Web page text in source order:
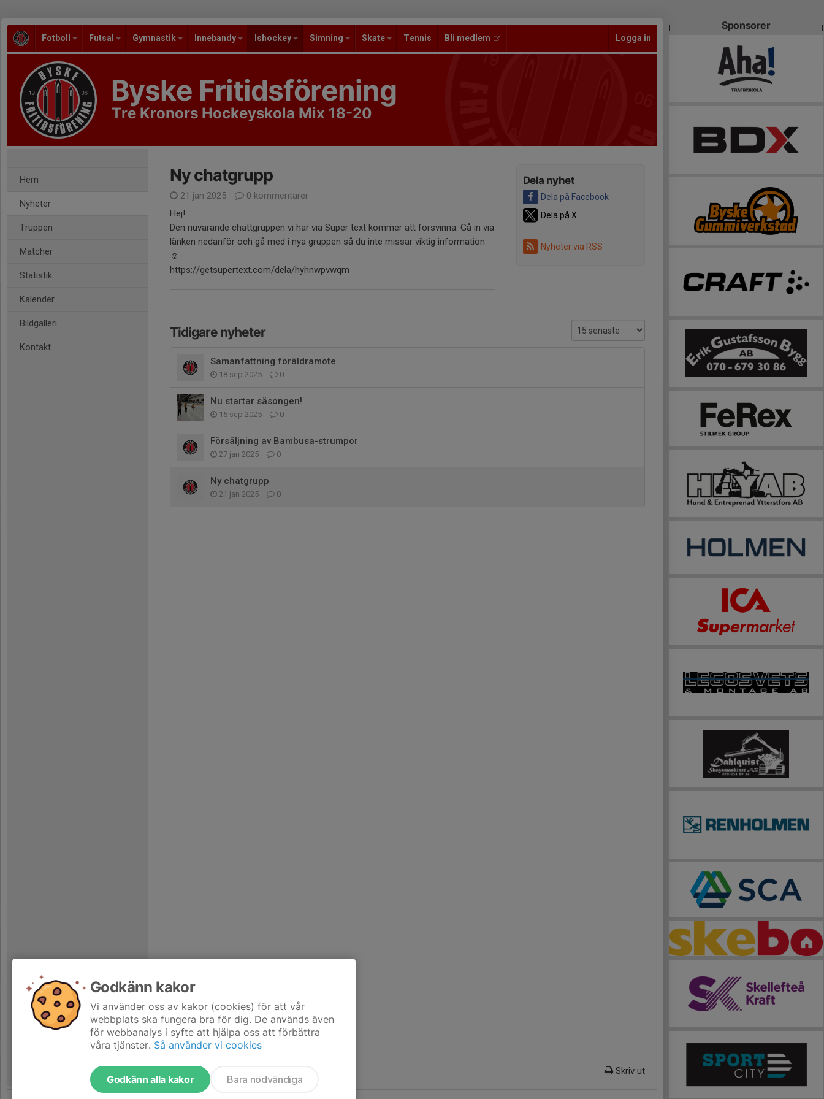
Fotboll Futsal Gymnastik Innebandy Ishockey Simning Skate Tennis Bli medlem Logga in
Byske Fritidsförening
Tre Kronors Hockeyskola Mix 18-20
Hem
Nyheter
Truppen
Matcher
Statistik
Kalender
Bildgalleri
Kontakt
Dela nyhet
Dela på Facebook
Dela på X
Nyheter via RSS
Ny chatgrupp
21 jan 2025
0 kommentarer
Hej!
Den nuvarande chattgruppen vi har via Super text kommer att försvinna. Gå in via
länken nedanför och gå med i nya gruppen så du inte missar viktig information
☺️
https://getsupertext.com/dela/hyhnwpvwqm
Tidigare nyheter
Samanfattning föräldramöte
18 sep 2025 0
Nu startar säsongen!
15 sep 2025 0
Försäljning av Bambusa-strumpor
27 jan 2025 0
Ny chatgrupp
21 jan 2025 0
Skriv ut
Sponsorer
Godkänn kakor
Vi använder oss av kakor (cookies) för att vår
webbplats ska fungera bra för dig. De används även
för webbanalys i syfte att hjälpa oss att förbättra
våra tjänster. Så använder vi cookies
Godkänn alla kakor Bara nödvändiga